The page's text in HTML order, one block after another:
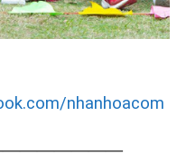
nhanhoacom